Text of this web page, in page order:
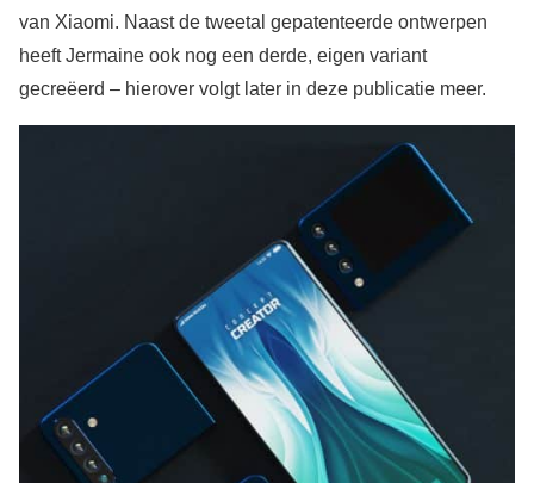
van Xiaomi. Naast de tweetal gepatenteerde ontwerpen
heeft Jermaine ook nog een derde, eigen variant
gecreëerd – hierover volgt later in deze publicatie meer.